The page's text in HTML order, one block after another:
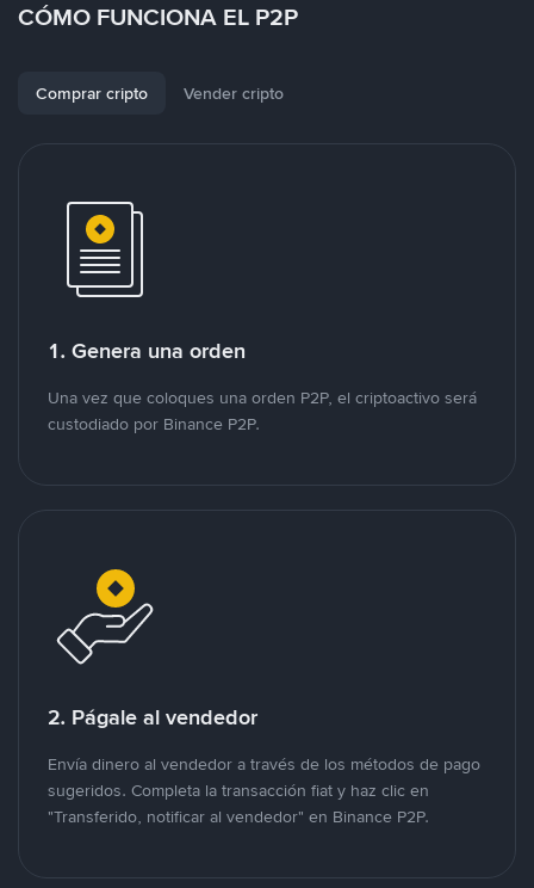
CÓMO FUNCIONA EL P2P
Comprar cripto Vender cripto
1. Genera una orden
Una vez que coloques una orden P2P, el criptoactivo será
custodiado por Binance P2P.
2. Págale al vendedor
Envía dinero al vendedor a través de los métodos de pago
sugeridos. Completa la transacción fiat y haz clic en
"Transferido, notificar al vendedor" en Binance P2P.